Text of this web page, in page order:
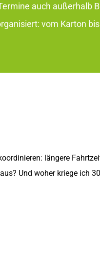
auch außerhalb
vom Karton
längere
Und woher kriege ich